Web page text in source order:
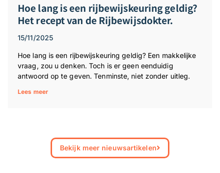
Hoe lang is een rijbewijskeuring geldig?
Het recept van de Rijbewijsdokter.
15/11/2025
Hoe lang is een rijbewijskeuring geldig? Een makkelijke
vraag, zou u denken. Toch is er geen eenduidig
antwoord op te geven. Tenminste, niet zonder uitleg.
Lees meer
Bekijk meer nieuwsartikelen